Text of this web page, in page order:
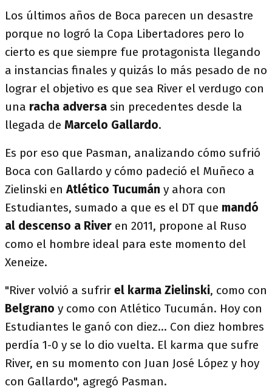
Los últimos años de Boca parecen un desastre
porque no logró la Copa Libertadores pero lo
cierto es que siempre fue protagonista llegando
a instancias finales y quizás lo más pesado de no
lograr el objetivo es que sea River el verdugo con
una racha adversa sin precedentes desde la
llegada de Marcelo Gallardo.
Es por eso que Pasman, analizando cómo sufrió
Boca con Gallardo y cómo padeció el Muñeco a
Zielinski enAtlético Tucumán y ahora con
Estudiantes, sumado a que es el DT que mandó
al descenso a River en 2011, propone al Ruso
como el hombre ideal para este momento del
Xeneize.
"River volvió a sufrir el karma Zielinski, como con
Belgrano y como con Atlético Tucumán. Hoy con
Estudiantes le ganó con diez... Con diez hombres
perdía 1-0 y se lo dio vuelta. El karma que sufre
River, en su momento con Juan José López y hoy
con Gallardo", agregó Pasman.